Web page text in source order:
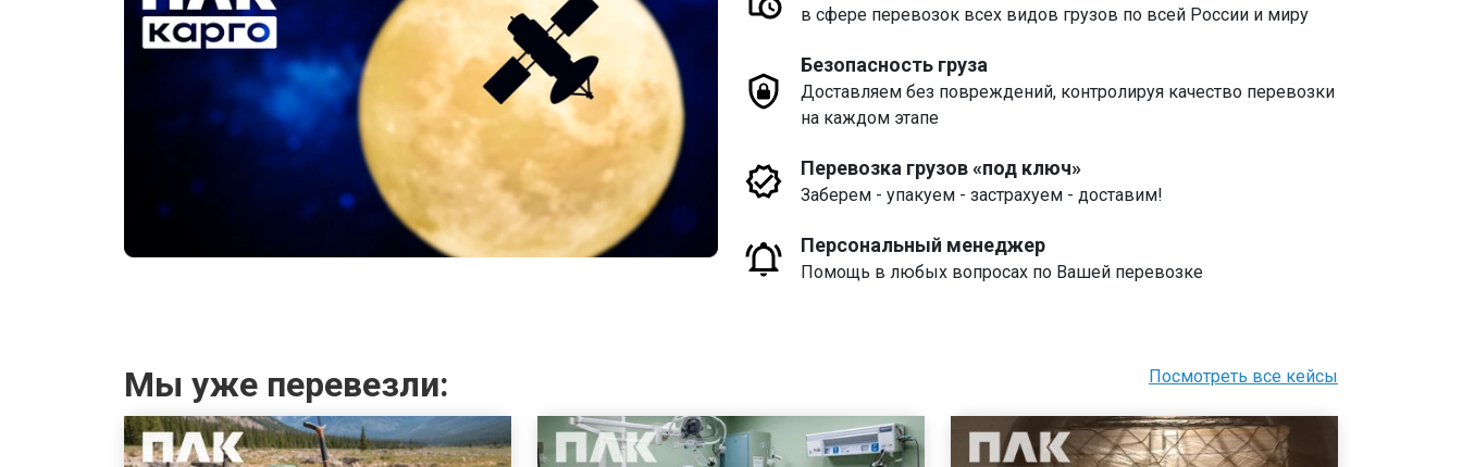
в сфере перевозок всех видов грузов по всей России и миру
Безопасность груза
Доставляем без повреждений, контролируя качество перевозки
на каждом этапе
Перевозка грузов «под ключ»
Заберем - упакуем - застрахуем - доставим!
Персональный менеджер
Помощь в любых вопросах по Вашей перевозке
Мы уже перевезли: Посмотреть все кейсы